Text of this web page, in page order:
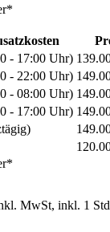
- 17:00 Uhr)
- 22:00 Uhr)
- 08:00 Uhr)
- 17:00 Uhr)
MwSt, inkl. 1